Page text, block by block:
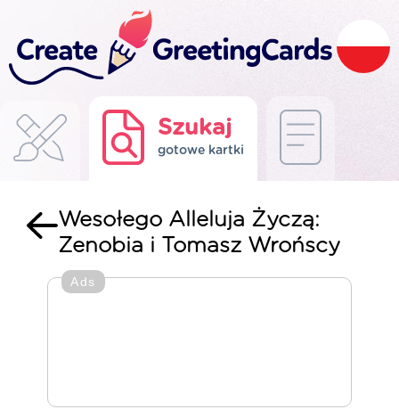
Szukaj
gotowe kartki
Wesołego Alleluja Życzą:
Zenobia i Tomasz Wrońscy
Ads